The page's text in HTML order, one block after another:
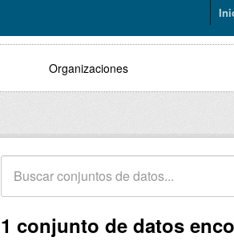
Organizaciones
1 conjunto de datos